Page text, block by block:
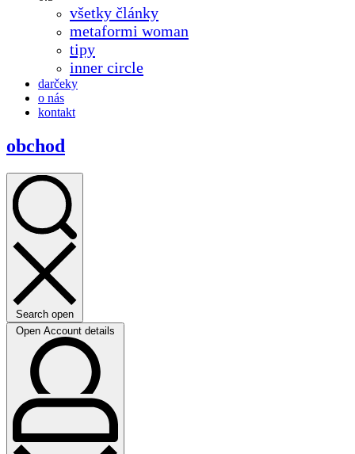
všetky články
metaformi woman
tipy
inner circle
darčeky
o nás
kontakt
obchod
Search open
Open Account details